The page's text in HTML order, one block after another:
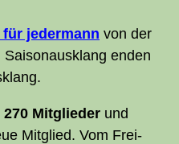
jeder­mann von der
enden
270 Mit­glieder und
Mit­glied. Vom Frei­